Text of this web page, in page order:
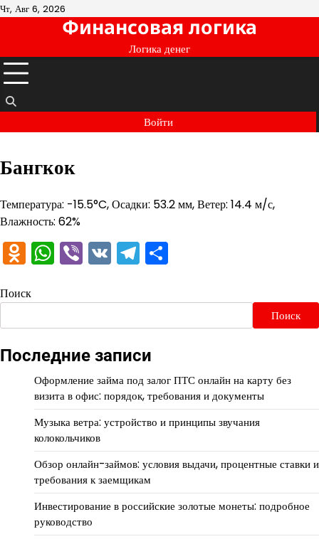
Перейти
Чт, Авг 6, 2026
Финансовая логика
Логика денег
Войти
Бангкок
Температура: -15.5°C, Осадки: 53.2 мм, Ветер: 14.4 м/с,
Влажность: 62%
Odnoklassniki
WhatsApp
Viber
VKTelegram
Поиск
Поиск
Последние записи
Оформление займа под залог ПТС онлайн на карту без
визита в офис: порядок, требования и документы
Музыка ветра: устройство и принципы звучания
колокольчиков
Обзор онлайн-займов: условия выдачи, процентные ставки и
требования к заемщикам
Инвестирование в российские золотые монеты: подробное
руководство